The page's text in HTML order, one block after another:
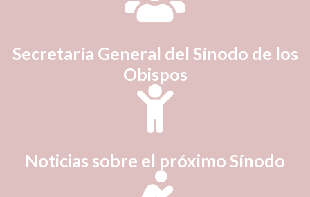
Secretaría General del Sínodo de los
Obispos
Noticias sobre el próximo Sínodo